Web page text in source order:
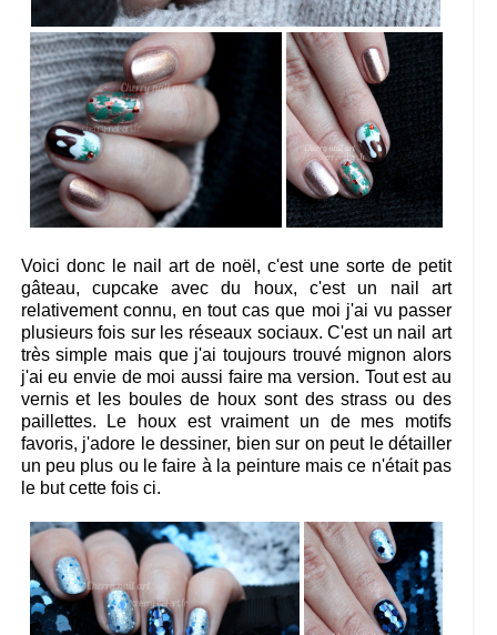
Voici donc le nail art de noël, c'est une sorte de petit
gâteau, cupcake avec du houx, c'est un nail art
relativement connu, en tout cas que moi j'ai vu passer
plusieurs fois sur les réseaux sociaux. C'est un nail art
très simple mais que j'ai toujours trouvé mignon alors
j'ai eu envie de moi aussi faire ma version. Tout est au
vernis et les boules de houx sont des strass ou des
paillettes. Le houx est vraiment un de mes motifs
favoris, j'adore le dessiner, bien sur on peut le détailler
un peu plus ou le faire à la peinture mais ce n'était pas
le but cette fois ci.